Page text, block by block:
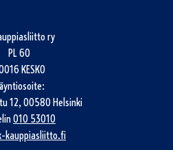
ry
PL 60
KESKO
12, 00580 Helsinki
010 53010
kauppiasliitto.fi